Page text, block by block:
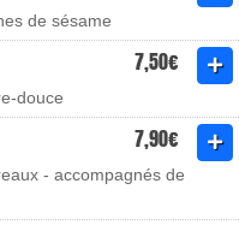
de sésame
7,50€
douce
7,90€
- accompagnés de